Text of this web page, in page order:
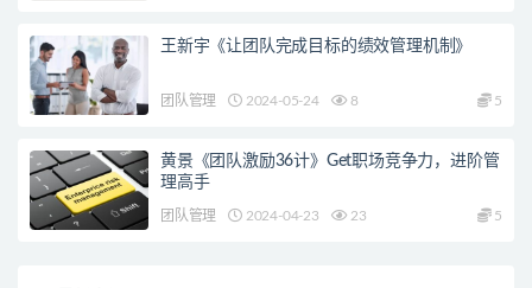
王新宇《让团队完成目标的绩效管理机制》
团队管理 2024-05-24 8 5
黄景《团队激励36计》Get职场竞争力，进阶管
理高手
团队管理 2024-04-23 23 5